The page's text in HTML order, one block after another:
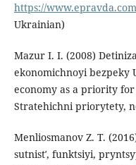
https://
Ukrainian)
Mazur I. I. (2008)
ekonomichnoyi bezpeky
economy as a priority
Stratehichni priorytety,
Menliosmanov Z. T.
sutnistʹ, funktsiyi,